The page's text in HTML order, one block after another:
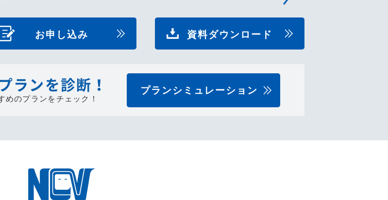
お申し込み 資料ダウンロード
ランを診断！
めのプランをチェック！
プランシミュレーション